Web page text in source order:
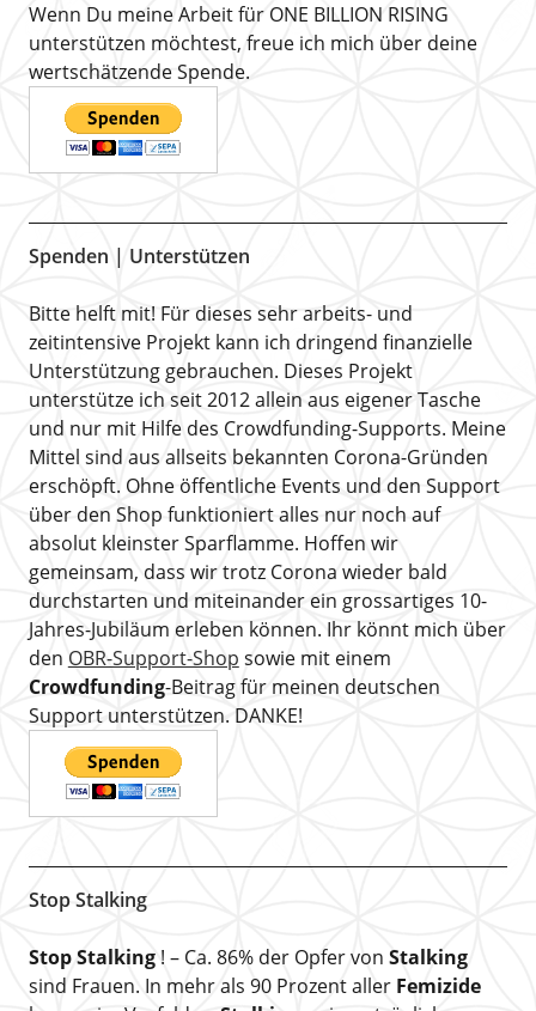
Wenn Du meine Arbeit für ONE BILLION RISING
unterstützen möchtest, freue ich mich über deine
wertschätzende Spende.
Spenden | Unterstützen
Bitte helft mit! Für dieses sehr arbeits- und
zeitintensive Projekt kann ich dringend finanzielle
Unterstützung gebrauchen. Dieses Projekt
unterstütze ich seit 2012 allein aus eigener Tasche
und nur mit Hilfe des Crowdfunding-Supports. Meine
Mittel sind aus allseits bekannten Corona-Gründen
erschöpft. Ohne öffentliche Events und den Support
über den Shop funktioniert alles nur noch auf
absolut kleinster Sparflamme. Hoffen wir
gemeinsam, dass wir trotz Corona wieder bald
durchstarten und miteinander ein grossartiges 10-
Jahres-Jubiläum erleben können. Ihr könnt mich über
den OBR-Support-Shop sowie mit einem
Crowdfunding-Beitrag für meinen deutschen
Support unterstützen. DANKE!
Stop Stalking
Stop Stalking! – Ca. 86% der Opfer von Stalking
sind Frauen. In mehr als 90 Prozent aller Femizide